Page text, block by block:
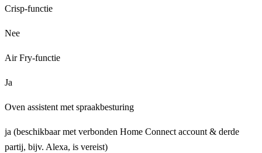
Crisp-functie
Nee
Air Fry-functie
Ja
Oven assistent met spraakbesturing
ja (beschikbaar met verbonden Home Connect account & derde
partij, bijv. Alexa, is vereist)